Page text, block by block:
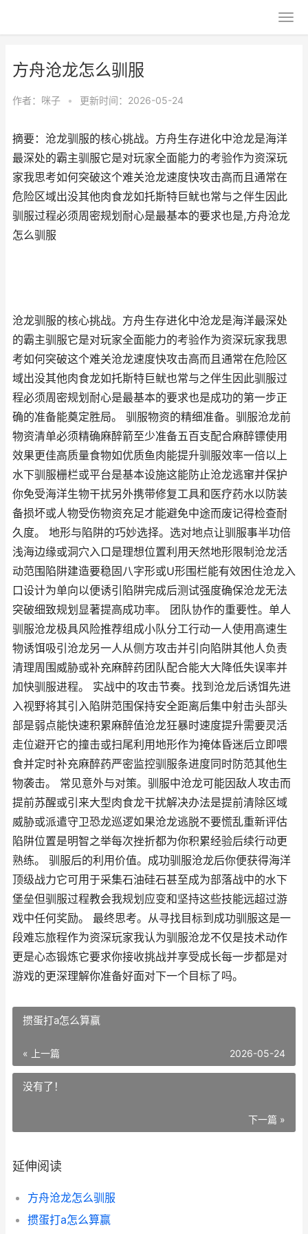
方舟沧龙怎么驯服
作者： 咪子 • 更新时间：2026-05-24
摘要：沧龙驯服的核心挑战。方舟生存进化中沧龙是海洋
最深处的霸主驯服它是对玩家全面能力的考验作为资深玩
家我思考如何突破这个难关沧龙速度快攻击高而且通常在
危险区域出没其他肉食龙如托斯特巨鱿也常与之伴生因此
驯服过程必须周密规划耐心是最基本的要求也是,方舟沧龙
怎么驯服
沧龙驯服的核心挑战。方舟生存进化中沧龙是海洋最深处
的霸主驯服它是对玩家全面能力的考验作为资深玩家我思
考如何突破这个难关沧龙速度快攻击高而且通常在危险区
域出没其他肉食龙如托斯特巨鱿也常与之伴生因此驯服过
程必须周密规划耐心是最基本的要求也是成功的第一步正
确的准备能奠定胜局。 驯服物资的精细准备。驯服沧龙前
物资清单必须精确麻醉箭至少准备五百支配合麻醉镖使用
效果更佳高质量食物如优质鱼肉能提升驯服效率一倍以上
水下驯服栅栏或平台是基本设施这能防止沧龙逃窜并保护
你免受海洋生物干扰另外携带修复工具和医疗药水以防装
备损坏或人物受伤物资充足才能避免中途而废记得检查耐
久度。 地形与陷阱的巧妙选择。选对地点让驯服事半功倍
浅海边缘或洞穴入口是理想位置利用天然地形限制沧龙活
动范围陷阱建造要稳固八字形或U形围栏能有效困住沧龙入
口设计为单向以便诱引陷阱完成后测试强度确保沧龙无法
突破细致规划显著提高成功率。 团队协作的重要性。单人
驯服沧龙极具风险推荐组成小队分工行动一人使用高速生
物诱饵吸引沧龙另一人从侧方攻击并引向陷阱其他人负责
清理周围威胁或补充麻醉药团队配合能大大降低失误率并
加快驯服进程。 实战中的攻击节奏。找到沧龙后诱饵先进
入视野将其引入陷阱范围保持安全距离后集中射击头部头
部是弱点能快速积累麻醉值沧龙狂暴时速度提升需要灵活
走位避开它的撞击或扫尾利用地形作为掩体昏迷后立即喂
食并定时补充麻醉药严密监控驯服条进度同时防范其他生
物袭击。 常见意外与对策。驯服中沧龙可能因敌人攻击而
提前苏醒或引来大型肉食龙干扰解决办法是提前清除区域
威胁或派遣守卫恐龙巡逻如果沧龙逃脱不要慌乱重新评估
陷阱位置是明智之举每次挫折都为你积累经验后续行动更
熟练。 驯服后的利用价值。成功驯服沧龙后你便获得海洋
顶级战力它可用于采集石油硅石甚至成为部落战中的水下
堡垒但驯服过程教会我规划应变和坚持这些技能远超过游
戏中任何奖励。 最终思考。从寻找目标到成功驯服这是一
段难忘旅程作为资深玩家我认为驯服沧龙不仅是技术动作
更是心态锻炼它要求你接收挑战并享受成长每一步都是对
游戏的更深理解你准备好面对下一个目标了吗。
掼蛋打a怎么算赢
« 上一篇 2026-05-24
没有了！
下一篇 »
延伸阅读
方舟沧龙怎么驯服
掼蛋打a怎么算赢